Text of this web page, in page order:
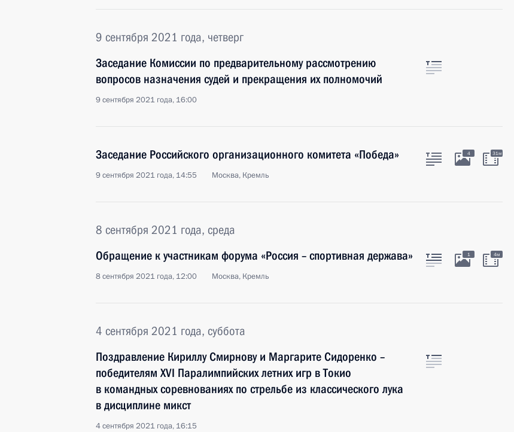
9 сентября 2021 года, четверг
Заседание Комиссии по предварительному рассмотрению
вопросов назначения судей и прекращения их полномочий
9 сентября 2021 года, 16:00
Заседание Российского организационного комитета «Победа»
9 сентября 2021 года, 14:55 Москва, Кремль
4 31м
8 сентября 2021 года, среда
Обращение к участникам форума «Россия – спортивная держава»
8 сентября 2021 года, 12:00 Москва, Кремль
1 4м
4 сентября 2021 года, суббота
Поздравление Кириллу Смирнову и Маргарите Сидоренко –
победителям XVI Паралимпийских летних игр в Токио
в командных соревнованиях по стрельбе из классического лука
в дисциплине микст
4 сентября 2021 года, 16:15